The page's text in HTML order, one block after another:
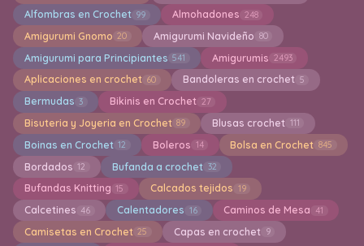
Alfombras en Crochet 99 Almohadones 248
Amigurumi Gnomo 20 Amigurumi Navideño 80
Amigurumi para Principiantes 541 Amigurumis 2493
Aplicaciones en crochet 60 Bandoleras en crochet 5
Bermudas 3 Bikinis en Crochet 27
Bisuteria y Joyeria en Crochet 89 Blusas crochet 111
Boinas en Crochet 12 Boleros 14 Bolsa en Crochet 845
Bordados 12 Bufanda a crochet 32
Bufandas Knitting 15 Calcados tejidos 19
Calcetines 46 Calentadores 16 Caminos de Mesa 41
Camisetas en Crochet 25 Capas en crochet 9